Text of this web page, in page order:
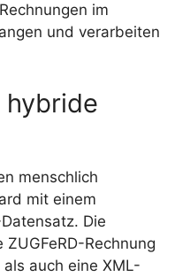
im
und verarbeiten
hybride
menschlich
mit einem
Die
Rechnung
auch eine XML-